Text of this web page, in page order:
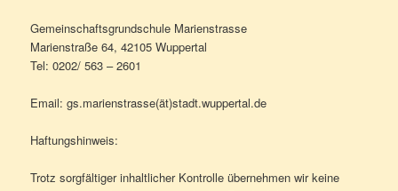
Gemeinschaftsgrundschule Marienstrasse
Marienstraße 64, 42105 Wuppertal
Tel: 0202/ 563 – 2601
Email: gs.marienstrasse(ät)stadt.wuppertal.de
Haftungshinweis:
Trotz sorgfältiger inhaltlicher Kontrolle übernehmen wir keine